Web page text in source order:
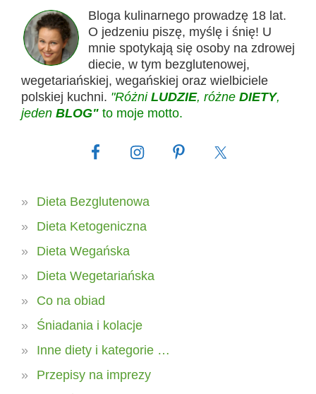
Bloga kulinarnego prowadzę 18 lat.
O jedzeniu piszę, myślę i śnię! U
mnie spotykają się osoby na zdrowej
diecie, w tym bezglutenowej,
wegetariańskiej, wegańskiej oraz wielbiciele
polskiej kuchni. "Różni LUDZIE, różne DIETY,
jeden BLOG" to moje motto.
Dieta Bezglutenowa
Dieta Ketogeniczna
Dieta Wegańska
Dieta Wegetariańska
Co na obiad
Śniadania i kolacje
Inne diety i kategorie …
Przepisy na imprezy